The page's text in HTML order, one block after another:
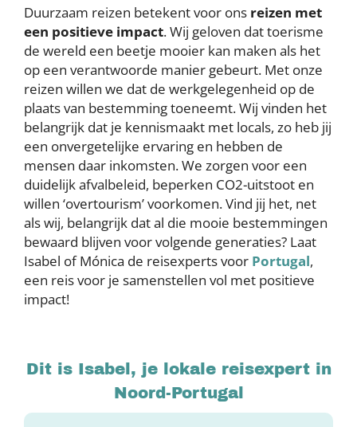
Duurzaam reizen betekent voor ons reizen met
een positieve impact. Wij geloven dat toerisme
de wereld een beetje mooier kan maken als het
op een verantwoorde manier gebeurt. Met onze
reizen willen we dat de werkgelegenheid op de
plaats van bestemming toeneemt. Wij vinden het
belangrijk dat je kennismaakt met locals, zo heb jij
een onvergetelijke ervaring en hebben de
mensen daar inkomsten. We zorgen voor een
duidelijk afvalbeleid, beperken CO2-uitstoot en
willen ‘overtourism’ voorkomen. Vind jij het, net
als wij, belangrijk dat al die mooie bestemmingen
bewaard blijven voor volgende generaties? Laat
Isabel of Mónica de reisexperts voor Portugal,
een reis voor je samenstellen vol met positieve
impact!
Dit is Isabel, je lokale reisexpert in
Noord-Portugal